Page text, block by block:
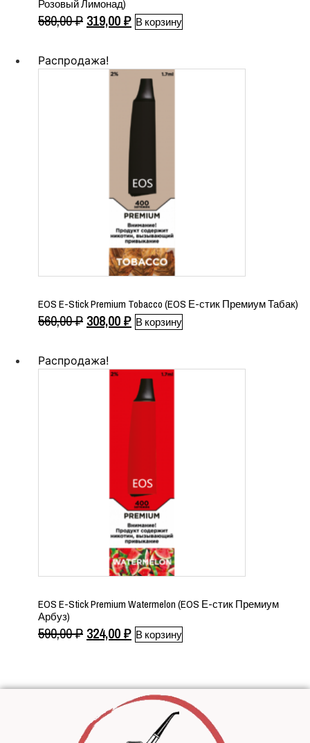
Розовый Лимонад)
580,00₽ Первоначальная
составляла
580,00 ₽.
319,00₽Текущая
В корзину
Распродажа!
EOS E-Stick Premium Tobacco (EOS Е-стик Премиум Табак)
560,00₽ Первоначальная
составляла
560,00 ₽.
308,00₽Текущая
В корзину
Распродажа!
EOS E-Stick Premium Watermelon (EOS Е-стик Премиум
Арбуз)
590,00₽ Первоначальная
590,00 ₽.
324,00₽Текущая
В корзину